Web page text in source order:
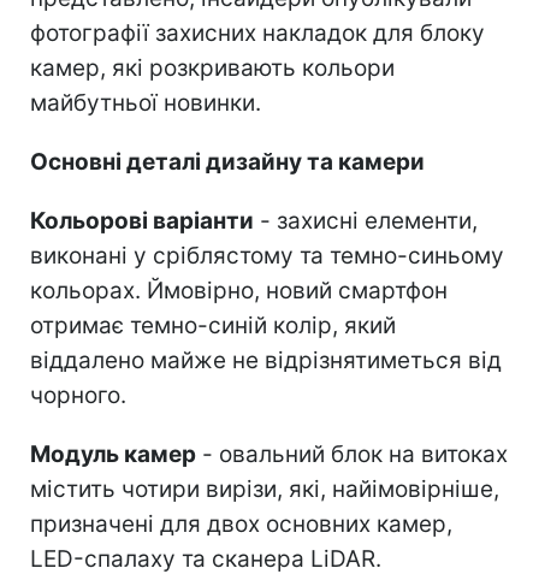
фотографії захисних накладок для блоку
камер, які розкривають кольори
майбутньої новинки.
Основні деталі дизайну та камери
Кольорові варіанти - захисні елементи,
виконані у сріблястому та темно-синьому
кольорах. Ймовірно, новий смартфон
отримає темно-синій колір, який
віддалено майже не відрізнятиметься від
чорного.
Модуль камер - овальний блок на витоках
містить чотири вирізи, які, найімовірніше,
призначені для двох основних камер,
LED-спалаху та сканера LiDAR.